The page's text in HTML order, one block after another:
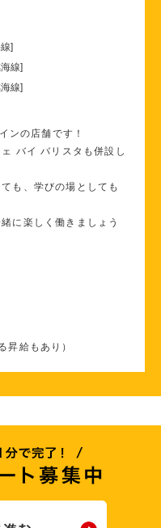
]
線]
線]
ンの店舗です！
バイ バリスタも併設し
も、学びの場としても
に楽しく働きましょう
昇給もあり）